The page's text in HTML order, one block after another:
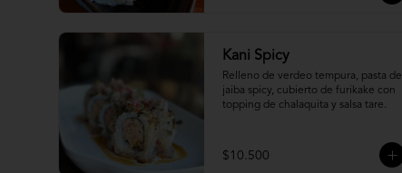
Kani Spicy
Relleno de verdeo tempura, pasta de
jaiba spicy, cubierto de furikake con
topping de chalaquita y salsa tare.
$10.500